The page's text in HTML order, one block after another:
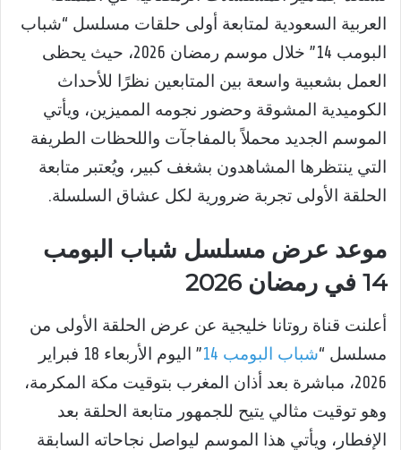
العربية السعودية لمتابعة أولى حلقات مسلسل “شباب
البومب 14” خلال موسم رمضان 2026، حيث يحظى
العمل بشعبية واسعة بين المتابعين نظرًا للأحداث
الكوميدية المشوقة وحضور نجومه المميزين، ويأتي
الموسم الجديد محملاً بالمفاجآت واللحظات الطريفة
التي ينتظرها المشاهدون بشغف كبير، ويُعتبر متابعة
الحلقة الأولى تجربة ضرورية لكل عشاق السلسلة.
موعد عرض مسلسل شباب البومب
14 في رمضان 2026
أعلنت قناة روتانا خليجية عن عرض الحلقة الأولى من
مسلسل “شباب البومب 14
” اليوم الأربعاء 18 فبراير
2026، مباشرة بعد أذان المغرب بتوقيت مكة المكرمة،
وهو توقيت مثالي يتيح للجمهور متابعة الحلقة بعد
الإفطار، ويأتي هذا الموسم ليواصل نجاحاته السابقة